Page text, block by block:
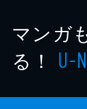
マンガ
る！ U-